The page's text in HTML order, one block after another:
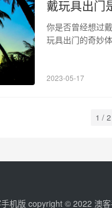
戴玩具出门
你是否曾经想过
玩具出门的奇妙
了。似乎每一个
2023-05-17
1 / 2
机版 copyright © 2022 澳